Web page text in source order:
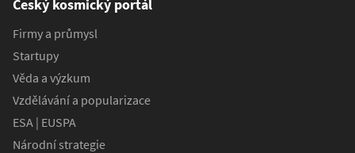
Český kosmický portál
Firmy a průmysl
Startupy
Věda a výzkum
Vzdělávání a popularizace
ESA | EUSPA
Národní strategie